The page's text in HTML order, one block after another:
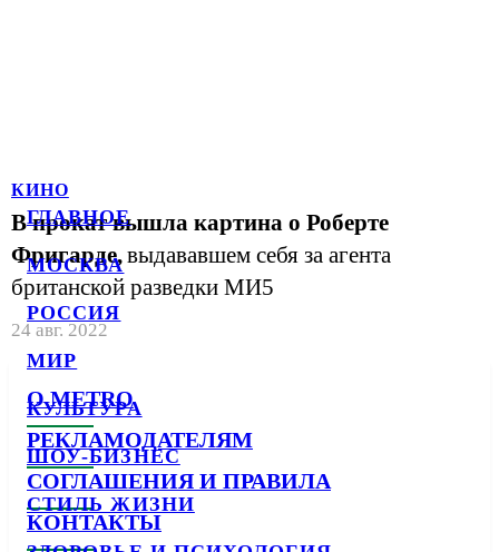
ГЛАВНОЕ
МОСКВА
РОССИЯ
МИР
КУЛЬТУРА
ШОУ-БИЗНЕС
СТИЛЬ ЖИЗНИ
КИНО
В прокат вышла картина о Роберте
Фригарде,выдававшем себя за агента
британской разведки МИ5
24 авг. 2022
О METRO
РЕКЛАМОДАТЕЛЯМ
СОГЛАШЕНИЯ И ПРАВИЛА
КОНТАКТЫ